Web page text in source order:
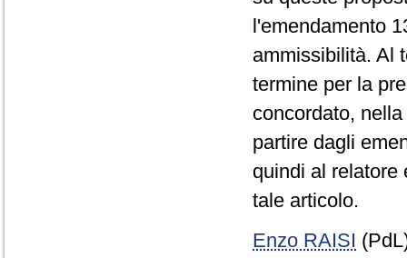
l'emendamento
ammissibilità. Al
termine per la
concordato,
partire dagli
quindi al relatore
tale articolo.
Enzo RAISI